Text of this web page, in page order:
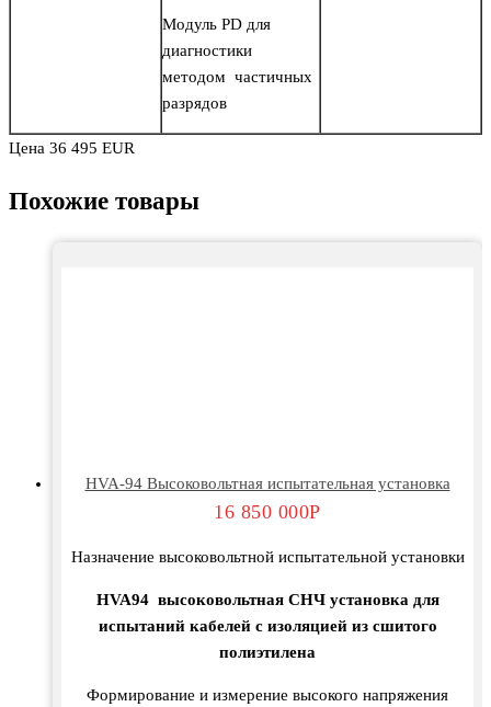
Модуль PD для
диагностики
методом частичных
разрядов
Цена 36 495 EUR
Похожие товары
HVA-94 Высоковольтная испытательная установка
16 850 000Р
Назначение высоковольтной испытательной установки
HVA94 высоковольтная СНЧ установка для
испытаний кабелей с изоляцией из сшитого
полиэтилена
Формирование и измерение высокого напряжения